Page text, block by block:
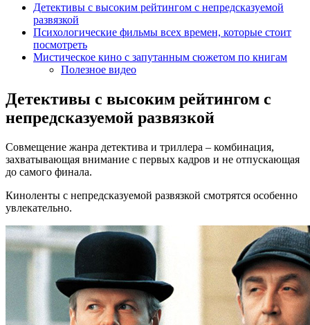
Детективы с высоким рейтингом с непредсказуемой
развязкой
Психологические фильмы всех времен, которые стоит
посмотреть
Мистическое кино с запутанным сюжетом по книгам
Полезное видео
Детективы с высоким рейтингом с
непредсказуемой развязкой
Совмещение жанра детектива и триллера – комбинация,
захватывающая внимание с первых кадров и не отпускающая
до самого финала.
Киноленты с непредсказуемой развязкой смотрятся особенно
увлекательно.